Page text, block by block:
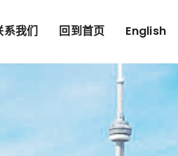
系我们 回到首页 English